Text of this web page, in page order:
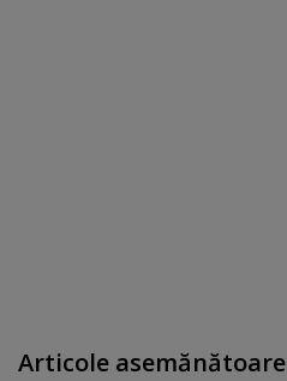
Articole asemănătoare